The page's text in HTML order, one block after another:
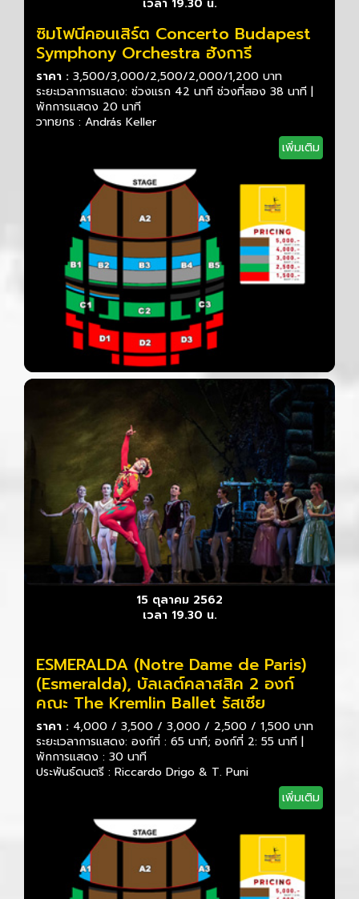
เวลา 19.30 น.
ซิมโฟนีคอนเสิร์ต Concerto Budapest
Symphony Orchestra ฮังการี
ราคา : 3,500/3,000/2,500/2,000/1,200 บาท
ระยะเวลาการแสดง: ช่วงแรก 42 นาที ช่วงที่สอง 38 นาที |
พักการแสดง 20 นาที
วาทยกร : András Keller
เพิ่มเติม
15 ตุลาคม 2562
เวลา 19.30 น.
ESMERALDA (Notre Dame de Paris)
(Esmeralda), บัลเลต์คลาสสิค 2 องก์
คณะ The Kremlin Ballet รัสเซีย
ราคา : 4,000 / 3,500 / 3,000 / 2,500 / 1,500 บาท
ระยะเวลาการแสดง: องก์ที่ : 65 นาที; องก์ที่ 2: 55 นาที |
พักการแสดง : 30 นาที
ประพันธ์ดนตรี : Riccardo Drigo & T. Puni
เพิ่มเติม